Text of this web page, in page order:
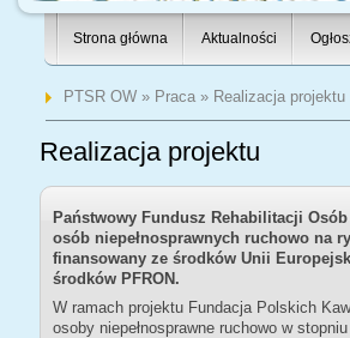
Strona główna Aktualności
PTSR OW» Praca» Realizacja projektu
Realizacja projektu
Państwowy Fundusz Rehabilitacji
osób niepełnosprawnych ruchowo na
finansowany ze środków Unii
środków PFRON.
W ramach projektu Fundacja Polskich
osoby niepełnosprawne ruchowo w